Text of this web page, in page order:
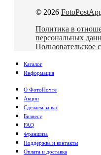
© 2026
Политика в
персональных
Пользовательское
Каталог
Информация
О ФотоПочте
Акции
Сделаем за вас
Бизнесу
FAQ
Франшиза
Поддержка и контакты
Оплата и доставка